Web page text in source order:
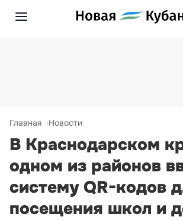
Главная Новости
В Краснодарском
одном из районов
систему QR-кодов
посещения школ и